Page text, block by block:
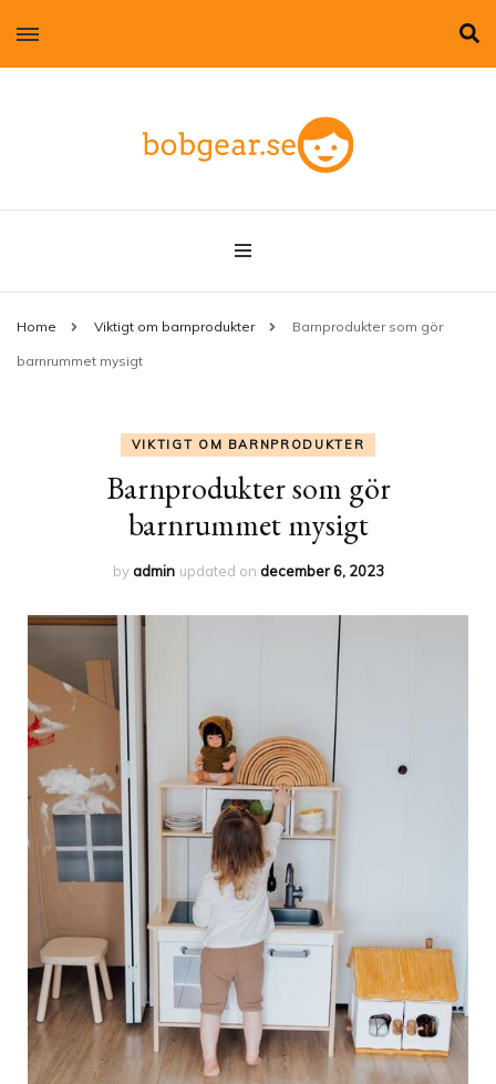
bobgear.se
Home Viktigt om barnprodukter Barnprodukter som gör
barnrummet mysigt
VIKTIGT OM BARNPRODUKTER
Barnprodukter som gör
barnrummet mysigt
byadmin updated on december 6, 2023